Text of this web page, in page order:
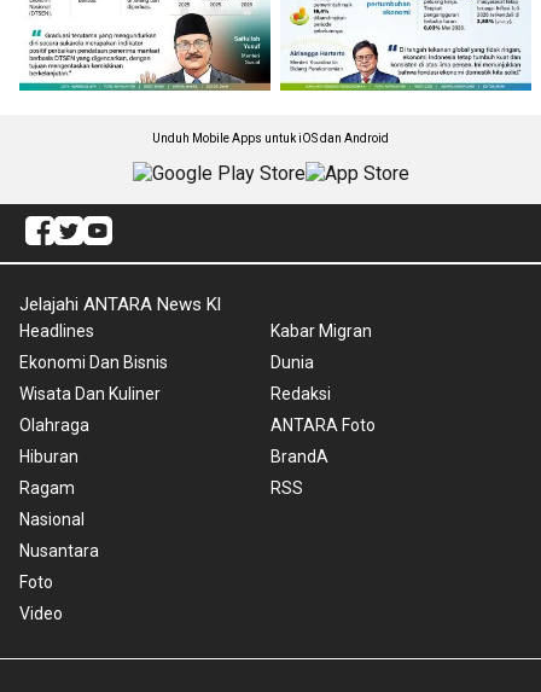
Unduh Mobile Apps untuk iOS dan Android
Jelajahi ANTARA News Kl
Headlines
Ekonomi Dan Bisnis
Wisata Dan Kuliner
Olahraga
Hiburan
Ragam
Nasional
Nusantara
Foto
Video
Kabar Migran
Dunia
Redaksi
ANTARA Foto
BrandA
RSS